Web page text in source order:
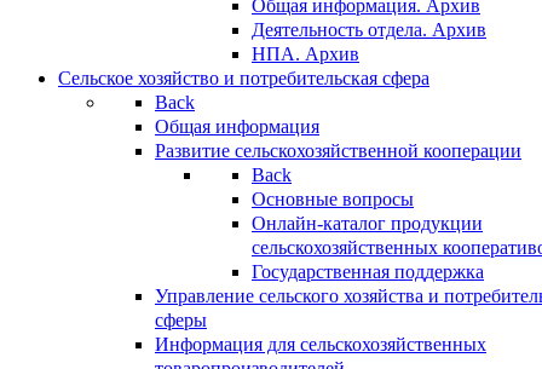
Общая информация. Архив
Деятельность отдела. Архив
НПА. Архив
Сельское хозяйство и потребительская сфера
Back
Общая информация
Развитие сельскохозяйственной кооперации
Back
Основные вопросы
Онлайн-каталог продукции
сельскохозяйственных
Государственная поддержка
Управление сельского хозяйства и
сферы
Информация для сельскохозяйственных